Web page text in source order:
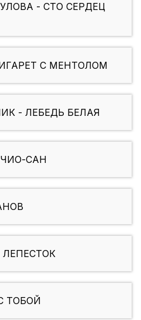
- СТО СЕРДЕЦ
С МЕНТОЛОМ
- ЛЕБЕДЬ БЕЛАЯ
САН
ЛЕПЕСТОК
ТОБОЙ